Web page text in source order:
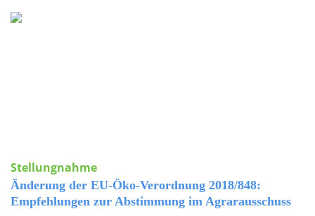
Stellungnahme
Änderung der EU-Öko-Verordnung 2018/848:
Empfehlungen zur Abstimmung im Agrarausschuss